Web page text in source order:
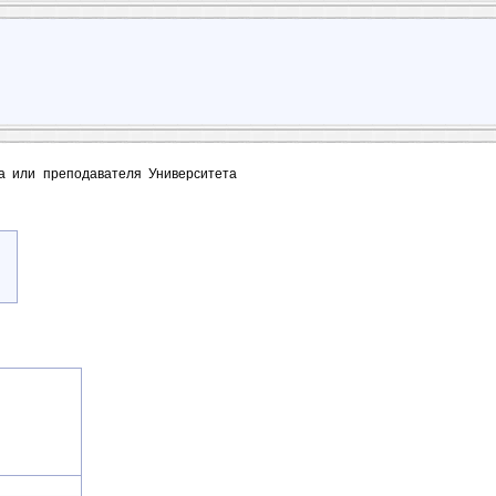
или преподавателя Университета